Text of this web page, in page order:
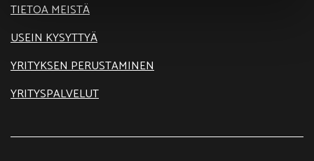
TIETOA MEISTÄ
USEIN KYSYTTYÄ
YRITYKSEN PERUSTAMINEN
YRITYSPALVELUT